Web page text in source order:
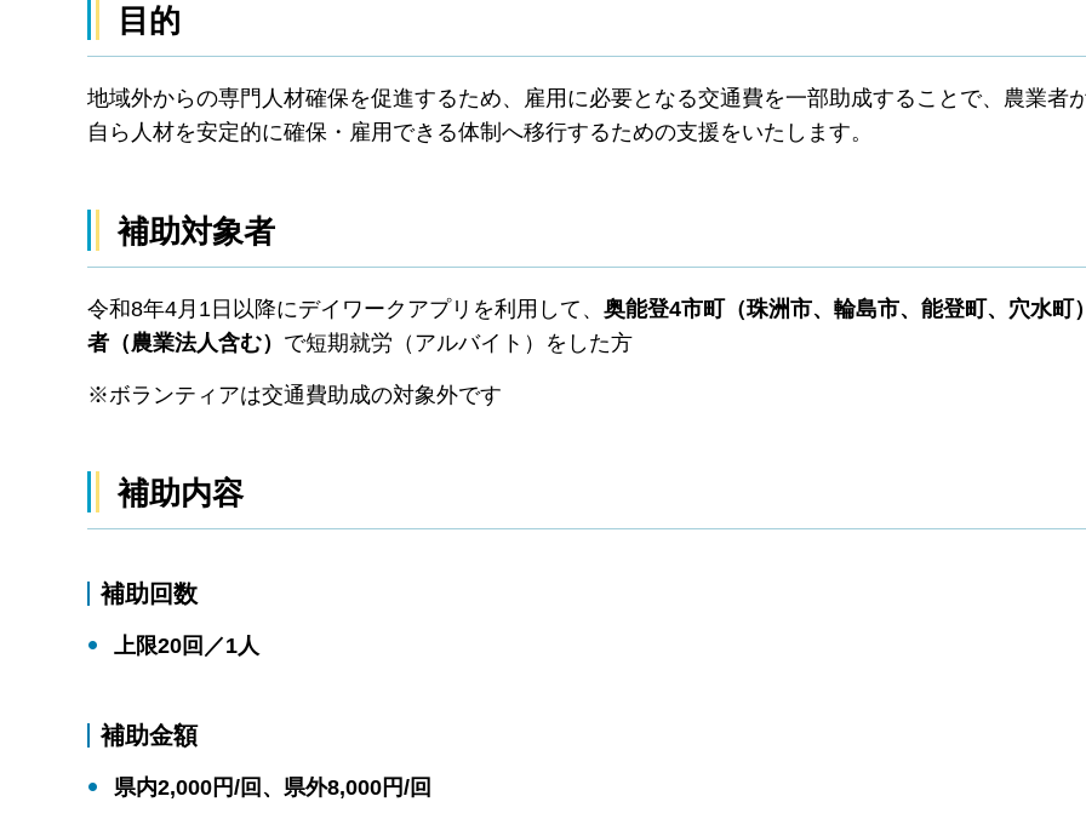
目的
地域外からの専門人材確保を促進するため、雇用に必要となる交通費を一部助成することで、農業者
自ら人材を安定的に確保・雇用できる体制へ移行するための支援をいたします。
補助対象者
令和8年4月1日以降にデイワークアプリを利用して、 奥能登4市町（珠洲市、輪島市、能登町、穴水町
者（農業法人含む） で短期就労（アルバイト）をした方
※ボランティアは交通費助成の対象外です
補助内容
補助回数
上限20回／1人
補助金額
県内2,000円/回、県外8,000円/回